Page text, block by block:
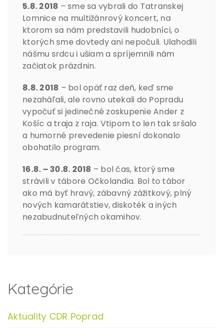
5.8. 2018 – sme sa vybrali do Tatranskej
Lomnice na multižánrový koncert, na
ktorom sa nám predstavili hudobníci, o
ktorých sme dovtedy ani nepočuli. Ulahodili
nášmu srdcu i ušiam a spríjemnili nám
začiatok prázdnin.
8.8. 2018 – bol opäť raz deň, keď sme
nezaháľali, ale rovno utekali do Popradu
vypočuť si jedinečné zoskupenie Ander z
Košíc a traja z raja. Vtipom to len tak sršalo
a humorné prevedenie piesní dokonalo
obohatilo program.
16.8. – 30.8. 2018 – bol čas, ktorý sme
strávili v tábore Očkolandia. Bol to tábor
ako má byť hravý, zábavný zážitkový, plný
nových kamarátstiev, diskoték a iných
nezabudnuteľných okamihov.
Kategórie
Aktuality CDR Poprad